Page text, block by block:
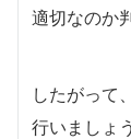
適切なのか
したがって
行いましょう